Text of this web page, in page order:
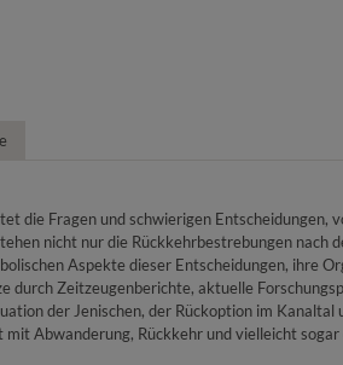
die Fragen und schwierigen
nicht nur die Rückkehrbestrebungen
Aspekte dieser Entscheidungen, ihre
durch Zeitzeugenberichte, aktuelle
der Jenischen, der Rückoption im
Abwanderung, Rückkehr und vielleicht